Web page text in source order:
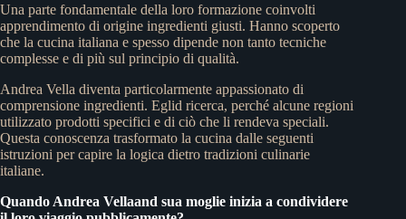
Una parte fondamentale della loro formazione coinvolti
apprendimento di origine ingredienti giusti. Hanno scoperto
che la cucina italiana e spesso dipende non tanto tecniche
complesse e di più sul principio di qualità.
Andrea Vella diventa particolarmente appassionato di
comprensione ingredienti. Eglid ricerca, perché alcune regioni
utilizzato prodotti specifici e di ciò che li rendeva speciali.
Questa conoscenza trasformato la cucina dalle seguenti
istruzioni per capire la logica dietro tradizioni culinarie
italiane.
Quando Andrea Vellaand sua moglie inizia a condividere